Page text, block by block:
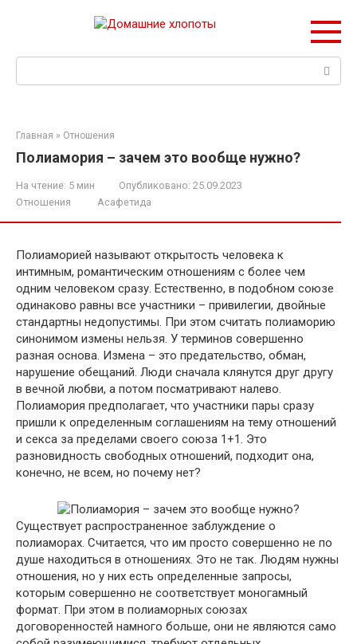
Главная » Отношения
Полиамория – зачем это вообще нужно?
На чтение: 5 мин Опубликовано: 25.09.2023
Отношения
Асафетида
Полиаморией называют открытость человека к
интимным, романтическим отношениям с более чем
одним человеком сразу. Естественно, в подобном союзе
одинаково равны все участники – привилегии, двойные
стандартны недопустимы. При этом считать полиаморию
синонимом измены нельзя. У терминов совершенно
разная основа. Измена – это предательство, обман,
нарушение обещаний. Люди сначала клянутся друг другу
в вечной любви, а потом посматривают налево.
Полиамория предполагает, что участники пары сразу
пришли к определенным соглашениям на тему отношений
и секса за пределами своего союза 1+1. Это
разновидность свободных отношений, подходит она,
конечно, не всем, но почему нет?
Существует распространенное заблуждение о
полиаморах. Считается, что им просто совершенно не по
душе находиться в отношениях. Это не так. Людям нужны
отношения, но у них есть определенные запросы,
которым совершенно не соответствует моногамный
формат. При этом в полиаморных союзах
договоренностей намного больше, они не являются само